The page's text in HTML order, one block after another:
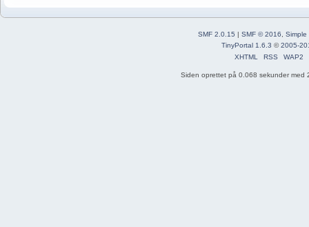
SMF 2.0.15 | SMF © 2016
Simple
TinyPortal 1.6.3 ©2005-
XHTML
RSS WAP2
Siden oprettet på 0.068 sekunder med